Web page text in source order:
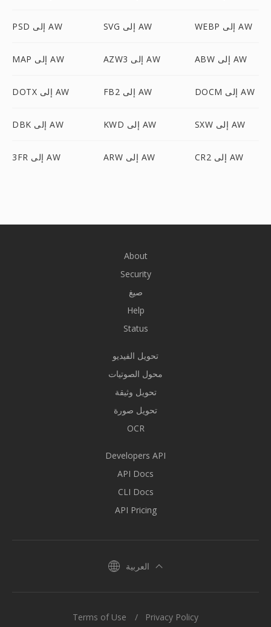
PSD إلى AW SVG إلى AW WEBP إلى AW
MAP إلى AW AZW3 إلى AW ABW إلى AW
DOTX إلى AW FB2 إلى AW DOCM إلى AW
DBK إلى AW KWD إلى AW SXW إلى AW
3FR إلى AW ARW إلى AW CR2 إلى AW
About
Security
صيغ
Help
Status
تحويل الفيديو
محول الصوتيات
تحويل وثيقة
تحويل صورة
OCR
Developers API
API Docs
CLI Docs
API Pricing
العربية
Terms of Use Privacy Policy